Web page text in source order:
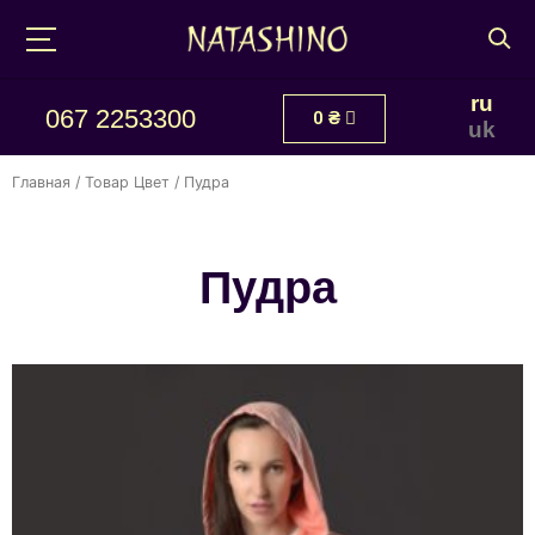
067 2253300 0 ₴
ru
uk
Главная / Товар Цвет / Пудра
Пудра